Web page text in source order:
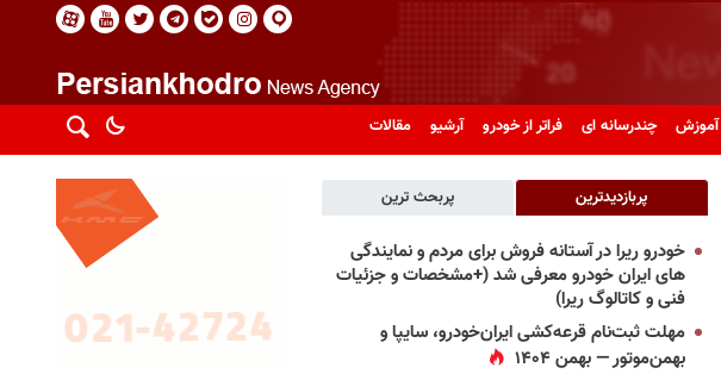
آموزش چندرسانه ای فراتر از خودرو آرشیو مقالات
پربازدیدترین پربحث ترین
خودرو ریرا در آستانه فروش برای مردم و نمایندگی
های ایران خودرو معرفی شد (+مشخصات و جزئیات
فنی و کاتالوگ ریرا)
مهلت ثبت‌نام قرعه‌کشی ایران‌خودرو، سایپا و
بهمن‌موتور — بهمن ۱۴۰۴